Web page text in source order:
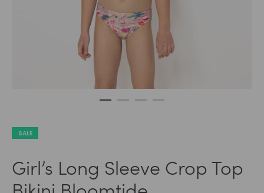
SALE
Girl’s Long Sleeve Crop Top